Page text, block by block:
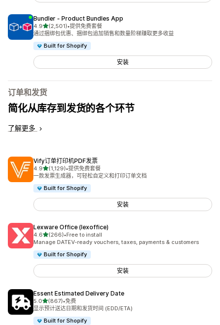
Bundler ‑ Product Bundles App
4.9星（满分 5 星）
(2,501)
总共 2501 条评论
•提供免费套餐
通过捆绑包优惠、捆绑包追加销售和数量阶梯赚取更多收益
Built for Shopify
安装
订单和发货
简化从库存到发货的各个环节
了解更多
Vify订单打印机PDF发票
4.9星（满分 5 星）
(1,129)
总共 1129 条评论
•提供免费套餐
一款发票生成器，可轻松自定义和打印订单文档
Built for Shopify
安装
Lexware Office (lexoffice)
4.6星（满分 5 星）
(266)
总共 266 条评论
•Free to install
Manage DATEV-ready vouchers, taxes, payments & customers
Built for Shopify
安装
Essent Estimated Delivery Date
5.0星（满分 5 星）
(867)
总共 867 条评论
•免费
显示预计送达日期和发货时间 (EDD/ETA)
Built for Shopify